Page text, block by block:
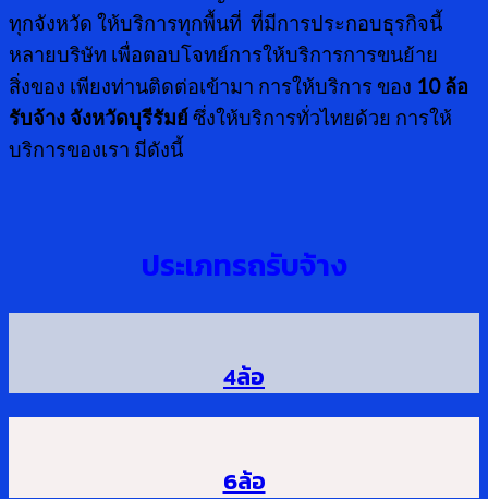
ทุกจังหวัด ให้บริการทุกพื้นที่ ที่มีการประกอบธุรกิจนี้
หลายบริษัท เพื่อตอบโจทย์การให้บริการการขนย้าย
สิ่งของ เพียงท่านติดต่อเข้ามา การให้บริการ ของ 10 ล้อ
รับจ้าง จังหวัดบุรีรัมย์ ซึ่งให้บริการทั่วไทยด้วย การให้
บริการของเรา มีดังนี้
ประเภทรถรับจ้าง
4ล้อ
6ล้อ